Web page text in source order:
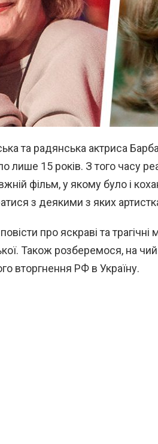
та радянська актриса
лише 15 років. З того часу
фільм, у якому було і
з деякими з яких
про яскраві та
Також розберемося, на чий
вторгнення РФ в Україну.